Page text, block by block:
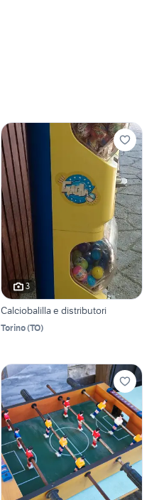
3
Calciobalilla e distributori
Torino(TO)